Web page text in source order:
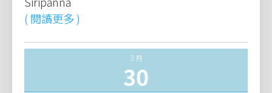
( 閱讀更多 )
3 月
30